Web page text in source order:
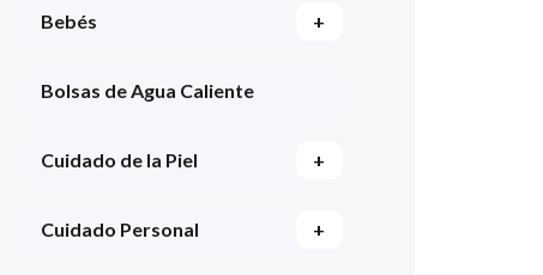
Bebés +
Bolsas de Agua Caliente
Cuidado de la Piel +
Cuidado Personal +